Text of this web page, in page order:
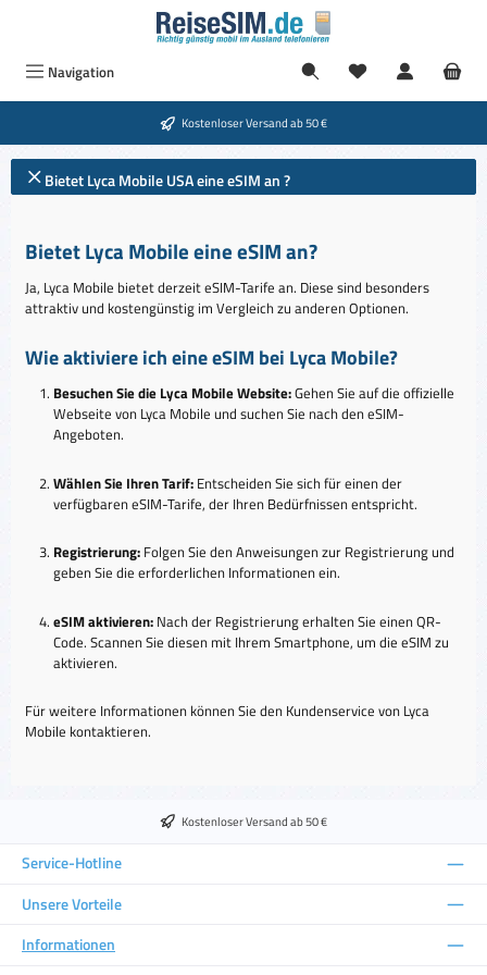
Zum Hauptinhalt springen
Navigation
Kostenloser Versand ab 50 €
Bietet Lyca Mobile USA eine eSIM an ?
Bietet Lyca Mobile eine eSIM an?
Ja, Lyca Mobile bietet derzeit eSIM-Tarife an. Diese sind besonders
attraktiv und kostengünstig im Vergleich zu anderen Optionen.
Wie aktiviere ich eine eSIM bei Lyca Mobile?
Besuchen Sie die Lyca Mobile Website:Gehen Sie auf die offizielle
Webseite von Lyca Mobile und suchen Sie nach den eSIM-
Angeboten.
Wählen Sie Ihren Tarif:Entscheiden Sie sich für einen der
verfügbaren eSIM-Tarife, der Ihren Bedürfnissen entspricht.
Registrierung:Folgen Sie den Anweisungen zur Registrierung und
geben Sie die erforderlichen Informationen ein.
eSIM aktivieren:Nach der Registrierung erhalten Sie einen QR-
Code. Scannen Sie diesen mit Ihrem Smartphone, um die eSIM zu
aktivieren.
Für weitere Informationen können Sie den Kundenservice von Lyca
Mobile kontaktieren.
Kostenloser Versand ab 50 €
Service-Hotline
Unsere Vorteile
Informationen